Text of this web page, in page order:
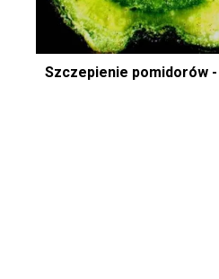
Szczepienie pomidorów